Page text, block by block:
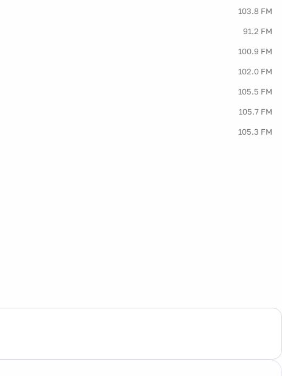
103.8 FM
91.2 FM
100.9 FM
102.0 FM
105.5 FM
105.7 FM
105.3 FM